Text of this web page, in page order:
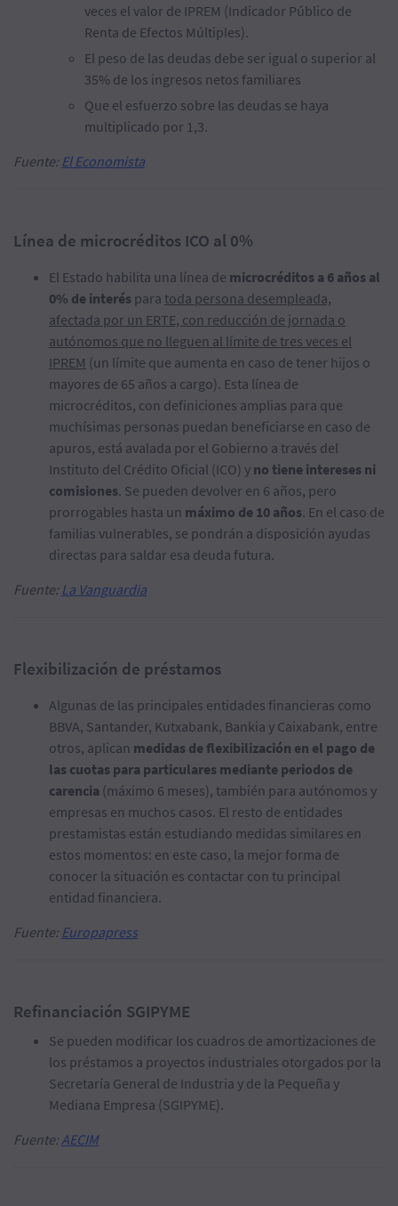
veces el valor de IPREM (Indicador Público de
Renta de Efectos Múltiples).
El peso de las deudas debe ser igual o superior al
35% de los ingresos netos familiares
Que el esfuerzo sobre las deudas se haya
multiplicado por 1,3.
Fuente: El Economista
Línea de microcréditos ICO al 0%
El Estado habilita una línea de microcréditos a 6 años al
0% de interés para toda persona desempleada,
afectada por un ERTE, con reducción de jornada o
autónomos que no lleguen al límite de tres veces el
IPREM (un límite que aumenta en caso de tener hijos o
mayores de 65 años a cargo). Esta línea de
microcréditos, con definiciones amplias para que
muchísimas personas puedan beneficiarse en caso de
apuros, está avalada por el Gobierno a través del
Instituto del Crédito Oficial (ICO) y no tiene intereses ni
comisiones. Se pueden devolver en 6 años, pero
prorrogables hasta un máximo de 10 años. En el caso de
familias vulnerables, se pondrán a disposición ayudas
directas para saldar esa deuda futura.
Fuente: La Vanguardia
Flexibilización de préstamos
Algunas de las principales entidades financieras como
BBVA, Santander, Kutxabank, Bankia y Caixabank, entre
otros, aplican medidas de flexibilización en el pago de
las cuotas para particulares mediante periodos de
carencia (máximo 6 meses), también para autónomos y
empresas en muchos casos. El resto de entidades
prestamistas están estudiando medidas similares en
estos momentos: en este caso, la mejor forma de
conocer la situación es contactar con tu principal
entidad financiera.
Fuente: Europapress
Refinanciación SGIPYME
Se pueden modificar los cuadros de amortizaciones de
los préstamos a proyectos industriales otorgados por la
Secretaría General de Industria y de la Pequeña y
Mediana Empresa (SGIPYME).
Fuente: AECIM